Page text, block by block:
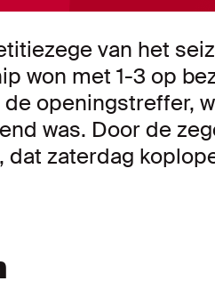
van het
won met 1-3 op
openingstreffer,
was. Door de
dat zaterdag